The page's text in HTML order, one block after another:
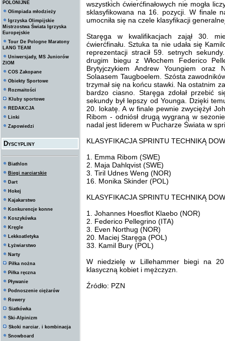
POLONIJNE
Olimpiada młodzieży
Igrzyska Olimpijskie
Mistrzostwa Świata Igrzyska
Europejskie
Tour De Pologne Maratony
LANG TEAM
Uniwersjady, MS Juniorów
ZIOM
COS Zakopane
Obiekty Sportowe
Rozmaitości
Kluby sportowe
REDAKCJA
Linki
Zapowiedzi
Dyscypliny
Biathlon
Biegi narciarskie
Dart
Hokej
Kajakarstwo
Konkurencje konne
Koszykówka
Kręgle
Lekkoatletyka
Łyżwiarstwo
Narty
Piłka nożna
Piłka ręczna
Pływanie
Podnoszenie ciężarów
Rowery
Siatkówka
Ski-Alpinizm
Skoki narciar. i kombinacja
Snowboard
wszystkich ćwierćfinałowych nie mogła
sklasyfikowana na 16. pozycji. W finale
umocniła się na czele klasyfikacji
Staręga w kwalifikacjach zajął 30.
ćwierćfinału. Sztuka ta nie udała się
reprezentacji stracił 59. setnych
drugim biegu z Włochem Federico
Brytyjczykiem Andrew Youngiem oraz
Solaasem Taugboelem. Szósta
trzymał się na końcu stawki. Na ostatnim
bardzo ciasno. Staręga zdołał przebić
sekundy był lepszy od Younga. Dzięki
20. lokatę. A w finale pewnie zwyciężył
Ribom - odniósł drugą wygraną w
nadal jest liderem w Pucharze Świata w
KLASYFIKACJA SPRINTU TECHNIKĄ
1. Emma Ribom (SWE)
2. Maja Dahlqvist (SWE)
3. Tiril Udnes Weng (NOR)
16. Monika Skinder (POL)
KLASYFIKACJA SPRINTU TECHNIKĄ
1. Johannes Hoesflot Klaebo (NOR)
2. Federico Pellegrino (ITA)
3. Even Northug (NOR)
20. Maciej Staręga (POL)
33. Kamil Bury (POL)
W niedzielę w Lillehammer biegi na
klasyczną kobiet i mężczyzn.
Źródło: PZN